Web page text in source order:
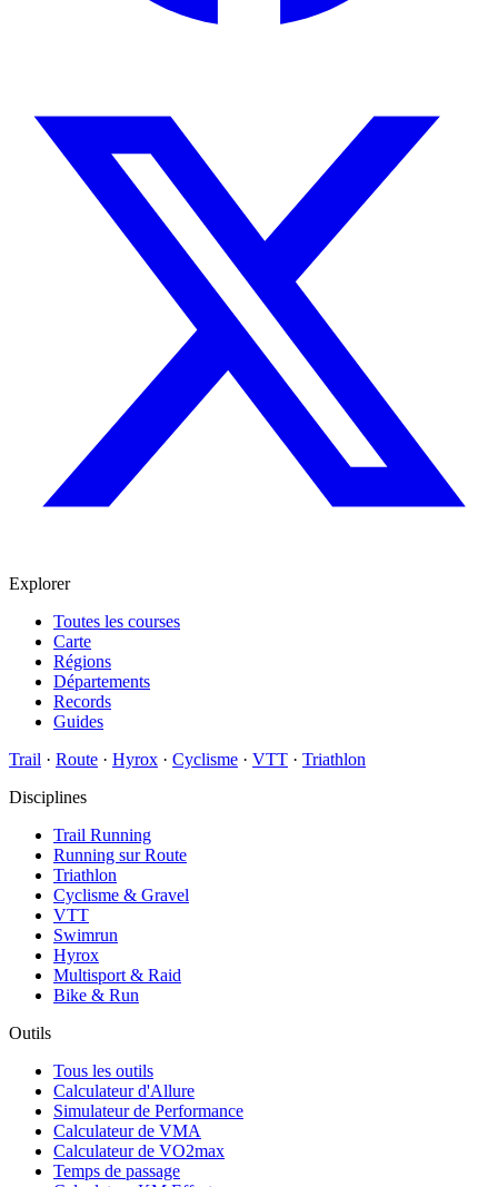
Explorer
Toutes les courses
Carte
Régions
Départements
Records
Guides
Trail · Route · Hyrox · Cyclisme · VTT · Triathlon
Disciplines
Trail Running
Running sur Route
Triathlon
Cyclisme & Gravel
VTT
Swimrun
Hyrox
Multisport & Raid
Bike & Run
Outils
Tous les outils
Calculateur d'Allure
Simulateur de Performance
Calculateur de VMA
Calculateur de VO2max
Temps de passage